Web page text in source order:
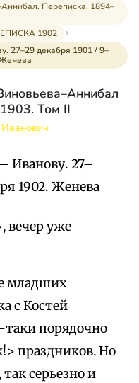
Переписка. 1894–
1902
27–29 декабря 1901 / 9–
Том II
Иванову. 27–
1902. Женева
вечер уже
младших
с Костей
порядочно
праздников. Но
серьезно и